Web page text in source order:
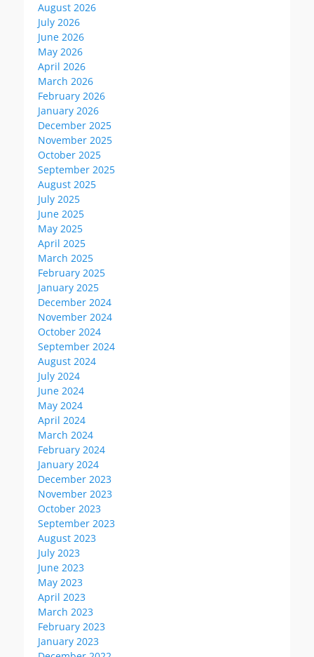
August 2026
July 2026
June 2026
May 2026
April 2026
March 2026
February 2026
January 2026
December 2025
November 2025
October 2025
September 2025
August 2025
July 2025
June 2025
May 2025
April 2025
March 2025
February 2025
January 2025
December 2024
November 2024
October 2024
September 2024
August 2024
July 2024
June 2024
May 2024
April 2024
March 2024
February 2024
January 2024
December 2023
November 2023
October 2023
September 2023
August 2023
July 2023
June 2023
May 2023
April 2023
March 2023
February 2023
January 2023